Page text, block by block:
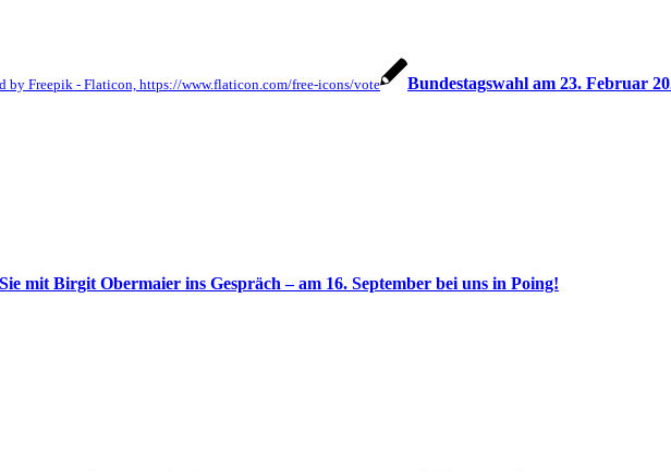
by Freepik - Flaticon, https://www.flaticon.com/free-icons/vote Bundestagswahl am 23. Februar
mit Birgit Obermaier ins Gespräch – am 16. September bei uns in Poing!